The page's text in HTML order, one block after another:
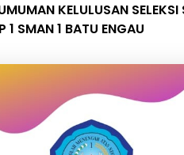
KELULUSAN SELEKSI
1 SMAN 1 BATU ENGAU